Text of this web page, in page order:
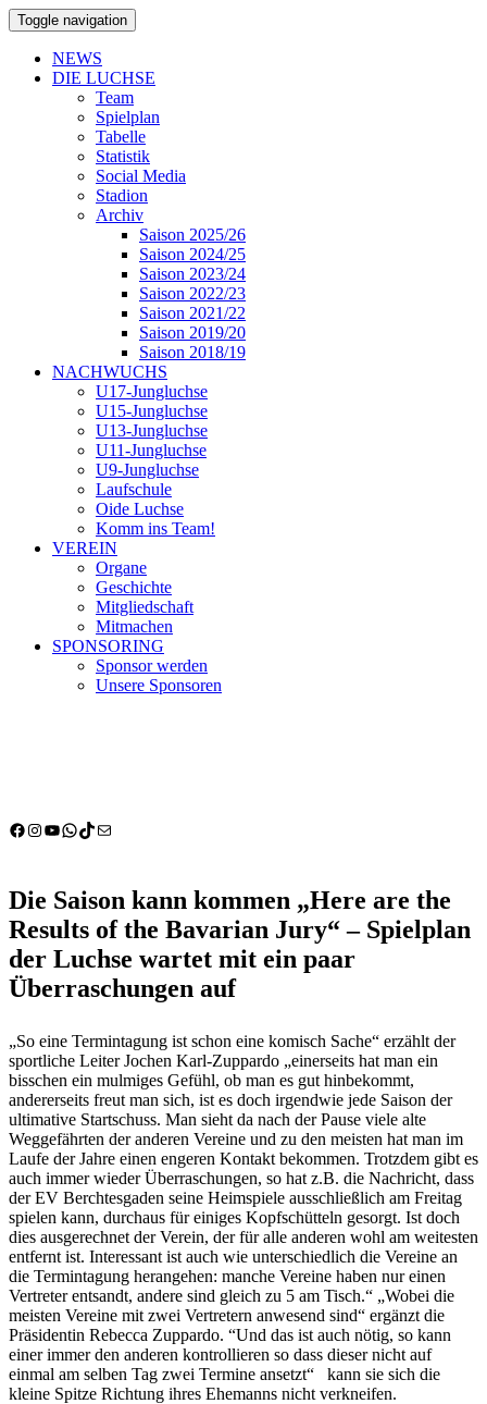
Toggle navigation
NEWS
DIE LUCHSE
Team
Spielplan
Tabelle
Statistik
Social Media
Stadion
Archiv
Saison 2025/26
Saison 2024/25
Saison 2023/24
Saison 2022/23
Saison 2021/22
Saison 2019/20
Saison 2018/19
NACHWUCHS
U17-Jungluchse
U15-Jungluchse
U13-Jungluchse
U11-Jungluchse
U9-Jungluchse
Laufschule
Oide Luchse
Komm ins Team!
VEREIN
Organe
Geschichte
Mitgliedschaft
Mitmachen
SPONSORING
Sponsor werden
Unsere Sponsoren
Facebook
Instagram
YouTube
WhatsApp
TikTok
E-Mail
Die Saison kann kommen „Here are the
Results of the Bavarian Jury“ – Spielplan
der Luchse wartet mit ein paar
Überraschungen auf
„So eine Termintagung ist schon eine komisch Sache“ erzählt der
sportliche Leiter Jochen Karl-Zuppardo „einerseits hat man ein
bisschen ein mulmiges Gefühl, ob man es gut hinbekommt,
andererseits freut man sich, ist es doch irgendwie jede Saison der
ultimative Startschuss. Man sieht da nach der Pause viele alte
Weggefährten der anderen Vereine und zu den meisten hat man im
Laufe der Jahre einen engeren Kontakt bekommen. Trotzdem gibt es
auch immer wieder Überraschungen, so hat z.B. die Nachricht, dass
der EV Berchtesgaden seine Heimspiele ausschließlich am Freitag
spielen kann, durchaus für einiges Kopfschütteln gesorgt. Ist doch
dies ausgerechnet der Verein, der für alle anderen wohl am weitesten
entfernt ist. Interessant ist auch wie unterschiedlich die Vereine an
die Termintagung herangehen: manche Vereine haben nur einen
Vertreter entsandt, andere sind gleich zu 5 am Tisch.“ „Wobei die
meisten Vereine mit zwei Vertretern anwesend sind“ ergänzt die
Präsidentin Rebecca Zuppardo. “Und das ist auch nötig, so kann
einer immer den anderen kontrollieren so dass dieser nicht auf
einmal am selben Tag zwei Termine ansetzt“ kann sie sich die
kleine Spitze Richtung ihres Ehemanns nicht verkneifen.